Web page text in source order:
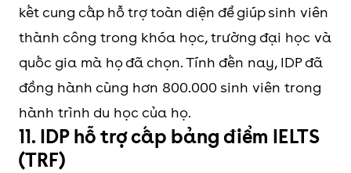
kết cung cấp hỗ trợ toàn diện để giúp sinh viên
thành công trong khóa học, trường đại học và
quốc gia mà họ đã chọn. Tính đến nay, IDP đã
đồng hành cùng hơn 800.000 sinh viên trong
hành trình du học của họ.
11. IDP hỗ trợ cấp bảng điểm IELTS
(TRF)